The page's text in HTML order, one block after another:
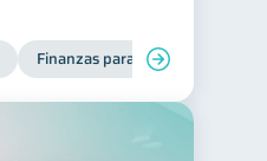
Finanzas para jóvenes